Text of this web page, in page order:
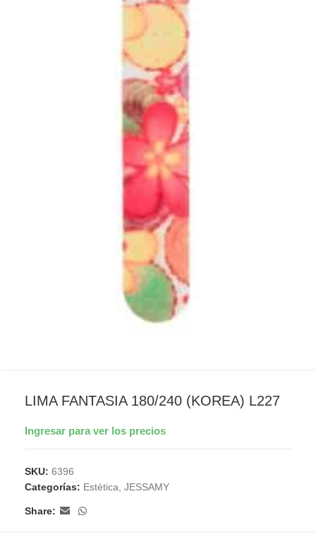
LIMA FANTASIA 180/240 (KOREA) L227
Ingresar para ver los precios
SKU: 6396
Categorías: Estética JESSAMY
Share: